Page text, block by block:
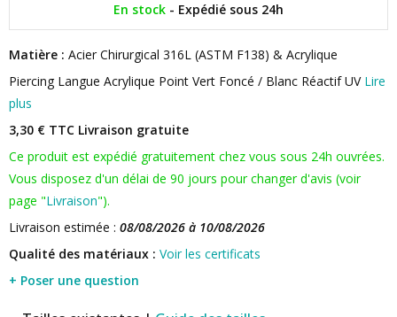
En stock - Expédié sous 24h
Matière : Acier Chirurgical 316L (ASTM F138) & Acrylique
Piercing Langue Acrylique Point Vert Foncé / Blanc Réactif UV Lire
plus
3,30 € TTC Livraison gratuite
Ce produit est expédié gratuitement chez vous sous 24h ouvrées.
Vous disposez d'un délai de 90 jours pour changer d'avis (voir
page "Livraison").
Livraison estimée : 08/08/2026 à 10/08/2026
Qualité des matériaux : Voir les certificats
+ Poser une question